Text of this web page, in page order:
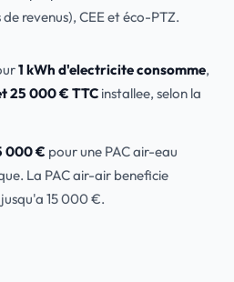
revenus), CEE et éco-PTZ.
1 kWh d'electricite consomme,
25 000 € TTC installee, selon la
000 € pour une PAC air-eau
La PAC air-air beneficie
15 000 €.